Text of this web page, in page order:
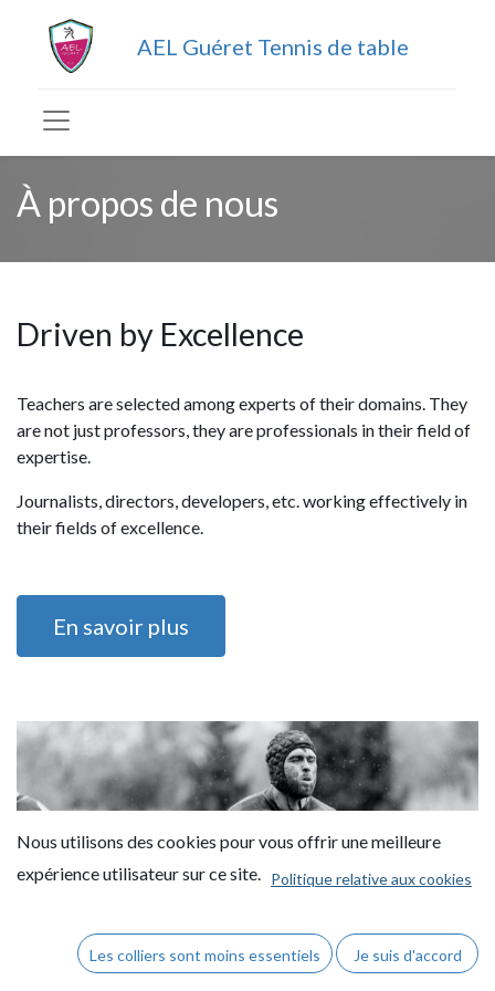
AEL Guéret Tennis de table
À propos de nous
Driven by Excellence
Teachers are selected among experts of their domains. They
are not just professors, they are professionals in their field of
expertise.
Journalists, directors, developers, etc. working effectively in
their fields of excellence.
En savoir plus
Nous utilisons des cookies pour vous offrir une meilleure
expérience utilisateur sur ce site. Politique relative aux cookies
Les colliers sont moins essentiels Je suis d'accord